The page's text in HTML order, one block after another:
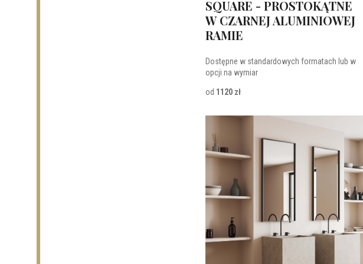
dla każdego wnętrza
Lustro wiszące prostokątne — praktyczny i efektowny element dekoracji
to uniwersalny wybór, który sprawdzi się zarówno w
to klasyczny sposób eksponowania , który pozwala na
w różnych stylach i wymiarach, dopasowane do
Lustro prostokątne w ramie —
SQUARE - PROSTOKĄTNE
W CZARNEJ ALUMINIOWEJ
RAMIE
Dostępne w standardowych formatach lub w
opcji na wymiar
od 1120 zł